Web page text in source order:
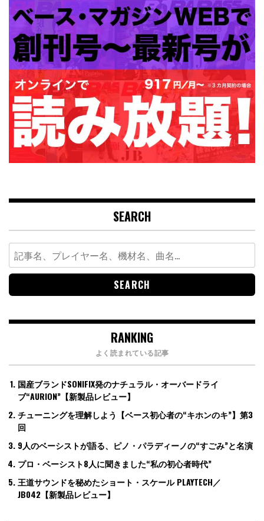
SEARCH
Search
for:
RANKING
よく読まれている記事
国産ブランドSONIFIX発のナチュラル・オーバードライ
ブ“AURION”【新製品レビュー】
チューニングを理解しよう【ベース初心者の“キホンのキ”】第3
回
9人のベーシストが語る、ピノ・パラディーノの“すごみ”と名演
プロ・ベーシスト8人に聞きました“私の初心者時代”
王道サウンドを秘めたショート・スケール PLAYTECH／
JB042【新製品レビュー】